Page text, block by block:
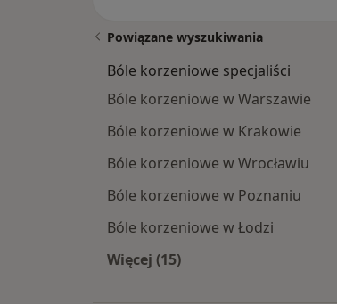
Powiązane wyszukiwania
Bóle korzeniowe specjaliści
Bóle korzeniowe w Warszawie
Bóle korzeniowe w Krakowie
Bóle korzeniowe w Wrocławiu
Bóle korzeniowe w Poznaniu
Bóle korzeniowe w Łodzi
Więcej (15)